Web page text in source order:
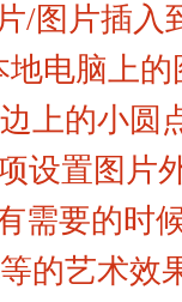
/图片插入
电脑上
上的小圆
设置图片
需要的时
的艺术效